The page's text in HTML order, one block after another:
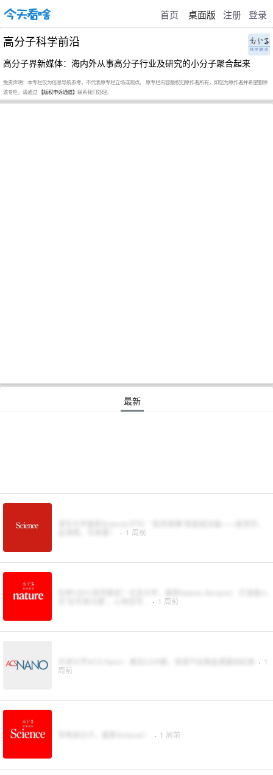
首页 桌面版 注册 登录
高分子科学前沿
高分子界新媒体：海内外从事高分子行业及研究的小分子聚合起来
免责声明：本专栏仅为信息导航参考，不代表原专栏立场或观点。 原专栏内容版权归原作者所有，如您为原作者并希望删除
该专栏，请通过 【版权申诉通道】 联系我们处理。
最新
· 1 周前
· 1 周前
· 1
周前
· 1 周前